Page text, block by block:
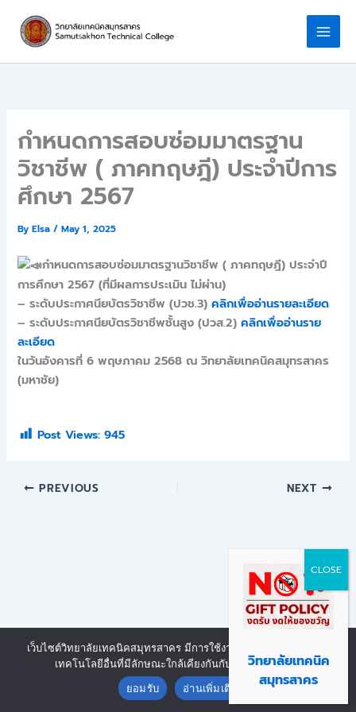
content
กำหนดการสอบซ่อมมาตรฐาน
วิชาชีพ ( ภาคทฤษฎี) ประจำปีการ
ศึกษา 2567
ByElsa/May 1, 2025
กำหนดการสอบซ่อมมาตรฐานวิชาชีพ ( ภาคทฤษฎี) ประจำปี
การศึกษา 2567 (ที่มีผลการประเมิน ไม่ผ่าน)
– ระดับประกาศนียบัตรวิชาชีพ (ปวช.3)คลิกเพื่ออ่านรายละเอียด
– ระดับประกาศนียบัตรวิชาชีพชั้นสูง (ปวส.2)คลิกเพื่ออ่านราย
ละเอียด
ในวันอังคารที่ 6 พฤษภาคม 2568 ณ วิทยาลัยเทคนิคสมุทรสาคร
(มหาชัย)
Post Views: 945
PREVIOUS NEXT
Copyright © 2026 | Powered by งานศูนย์ข้อมูลสารสนเทศ วิทยาลัย
เทคนิคสมุทรสาคร
วิทยาลัยเทคนิค
สมุทรสาคร
เว็บไซต์วิทยาลัยเทคนิคสมุทรสาคร มีการใช้งานเทคโนโลยีคุกกี้ หรือ
เทคโนโลยีอื่นที่มีลักษณะใกล้เคียงกันกับคุกกี้ บนเว็บไซต์
ยอมรับ
อ่านเพิ่มเติม
Contact us